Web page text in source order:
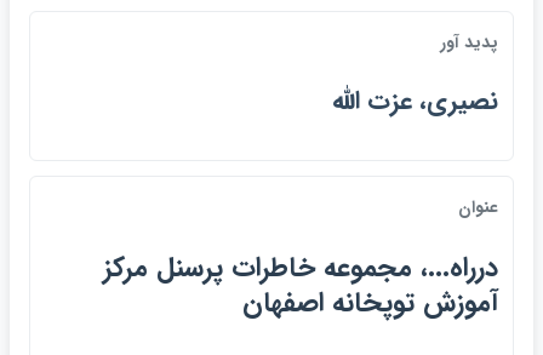
پديد آور
نصيري، عزت الله
عنوان
درراه...، مجموعه خاطرات پرسنل مركز
آموزش توپخانه اصفهان